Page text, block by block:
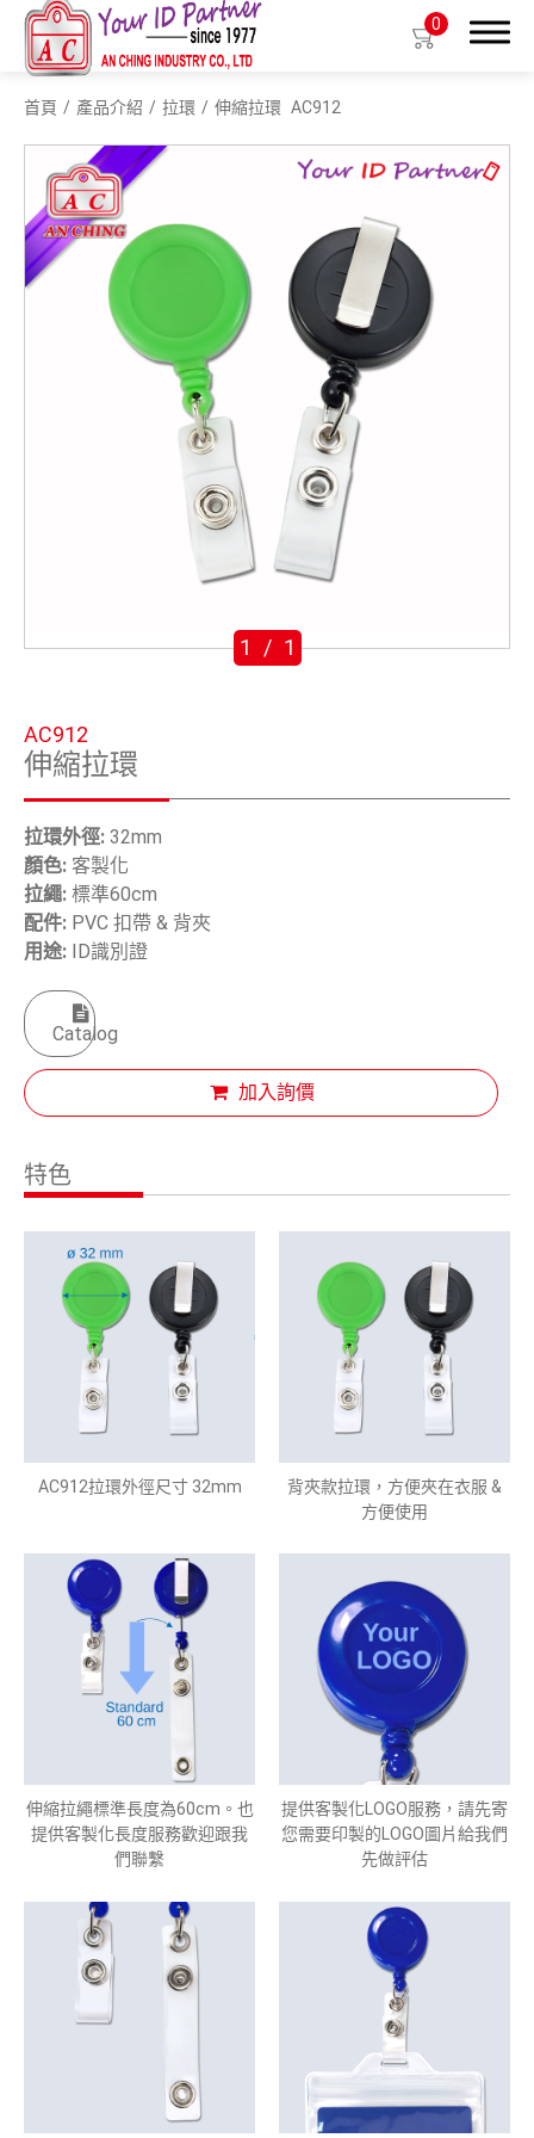
0
首頁 產品介紹 拉環 伸縮拉環 AC912
1 / 1
AC912
伸縮拉環
拉環外徑: 32mm
顏色: 客製化
拉繩: 標準60cm
配件: PVC 扣帶 & 背夾
用途: ID識別證
Catalog
加入詢價
特色
AC912拉環外徑尺寸 32mm
背夾款拉環，方便夾在衣服 &
方便使用
伸縮拉繩標準長度為60cm。也
提供客製化長度服務歡迎跟我
們聯繫
提供客製化LOGO服務，請先寄
您需要印製的LOGO圖片給我們
先做評估
產品介紹
生物基質塑膠識別證套
關於安慶
電子型錄
聯絡我們
English